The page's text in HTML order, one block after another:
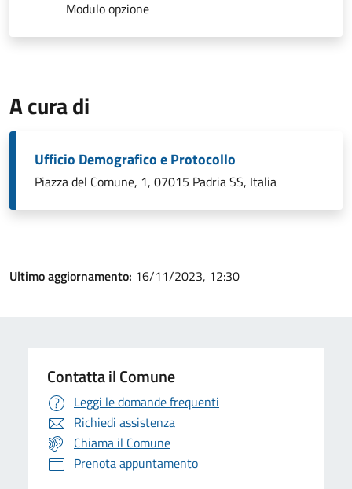
Modulo opzione
A cura di
Ufficio Demografico e Protocollo
Piazza del Comune, 1, 07015 Padria SS, Italia
Ultimo aggiornamento: 16/11/2023, 12:30
Contatta il Comune
Leggi le domande frequenti
Richiedi assistenza
Chiama il Comune
Prenota appuntamento